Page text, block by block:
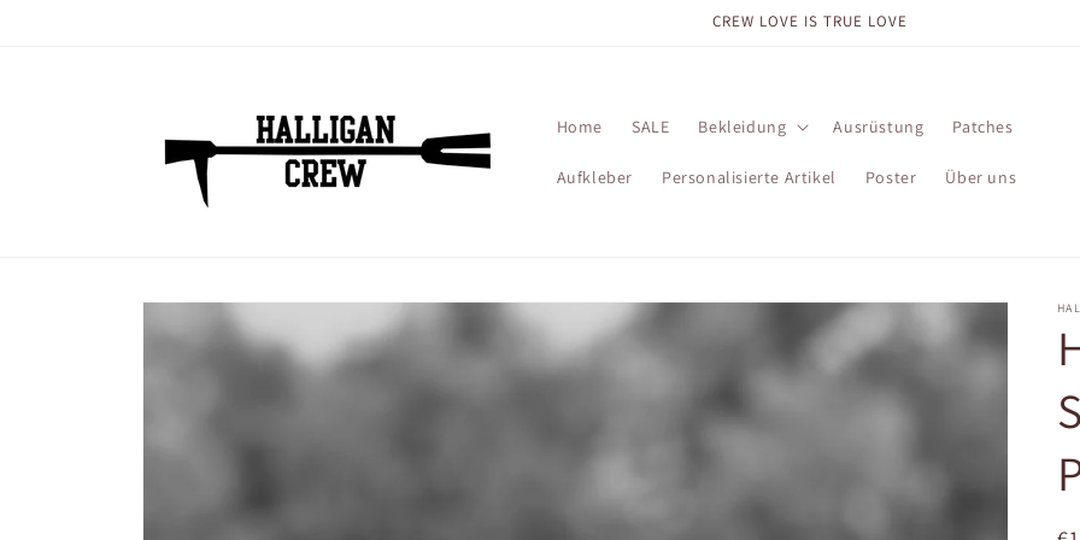
CREW LOVE IS TRUE LOVE
Home SALE Bekleidung Ausrüstung Patches
Aufkleber Personalisierte Artikel Poster Über uns
Zu
Produktinformationen